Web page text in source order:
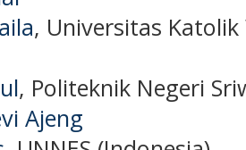
, Universitas
, Politeknik Negeri
Ajeng